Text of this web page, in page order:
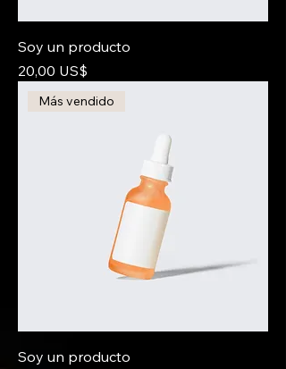
Soy un producto
Precio
20,00 US$
Más vendido
Soy un producto